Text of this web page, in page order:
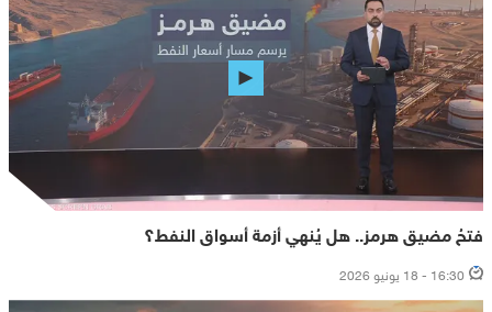
فتحُ مضيق هرمز.. هل يُنهي أزمة أسواق النفط؟
16:30 - 18 يونيو 2026